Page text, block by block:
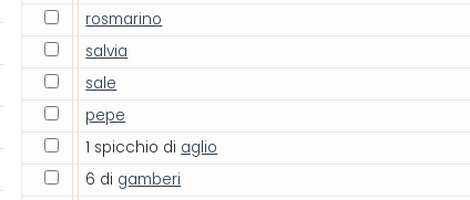
rosmarino
salvia
sale
pepe
1 spicchio di aglio
6 di gamberi